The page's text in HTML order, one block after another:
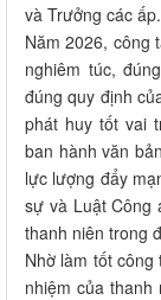
và Trưởng các ấp.
Năm 2026, công
nghiêm túc,
đúng quy định
phát huy tốt vai
ban hành văn
lực lượng đẩy
sự và Luật Công
thanh niên trong
Nhờ làm tốt
nhiệm của